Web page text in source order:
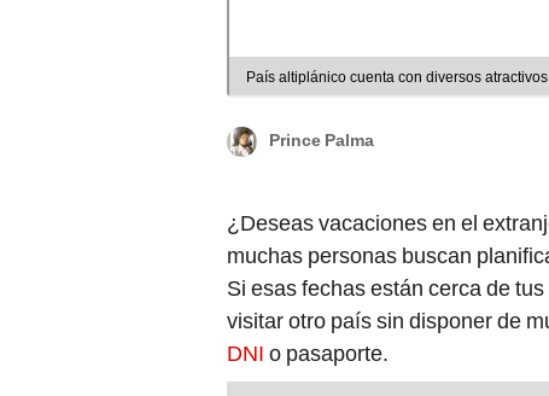
País altiplánico cuenta con diversos
Prince Palma
¿Deseas vacaciones en el
muchas personas buscan
Si esas fechas están cerca de
visitar otro país sin disponer de
DNI o pasaporte.